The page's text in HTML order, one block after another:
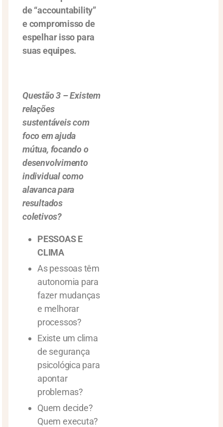
de “accountability”
e compromisso de
espelhar isso para
suas equipes.
Questão 3 – Existem
relações
sustentáveis com
foco em ajuda
mútua, focando o
desenvolvimento
individual como
alavanca para
resultados
coletivos?
PESSOAS E
CLIMA
As pessoas têm
autonomia para
fazer mudanças
e melhorar
processos?
Existe um clima
de segurança
psicológica para
apontar
problemas?
Quem decide?
Quem executa?